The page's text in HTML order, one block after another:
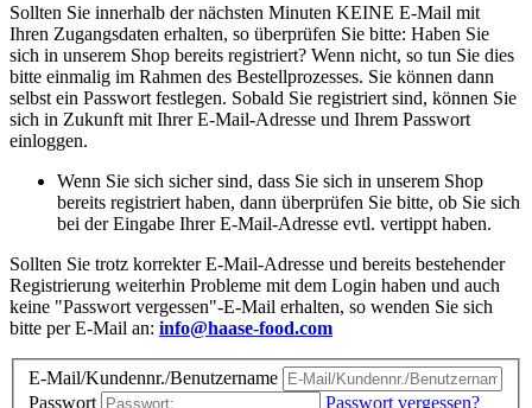
Sollten Sie innerhalb der nächsten Minuten KEINE E-Mail mit
Ihren Zugangsdaten erhalten, so überprüfen Sie bitte: Haben Sie
sich in unserem Shop bereits registriert? Wenn nicht, so tun Sie dies
bitte einmalig im Rahmen des Bestellprozesses. Sie können dann
selbst ein Passwort festlegen. Sobald Sie registriert sind, können Sie
sich in Zukunft mit Ihrer E-Mail-Adresse und Ihrem Passwort
einloggen.
Wenn Sie sich sicher sind, dass Sie sich in unserem Shop
bereits registriert haben, dann überprüfen Sie bitte, ob Sie sich
bei der Eingabe Ihrer E-Mail-Adresse evtl. vertippt haben.
Sollten Sie trotz korrekter E-Mail-Adresse und bereits bestehender
Registrierung weiterhin Probleme mit dem Login haben und auch
keine "Passwort vergessen"-E-Mail erhalten, so wenden Sie sich
bitte per E-Mail an: info@haase-food.com
E-Mail/Kundennr./Benutzername
Passwort
Passwort vergessen?